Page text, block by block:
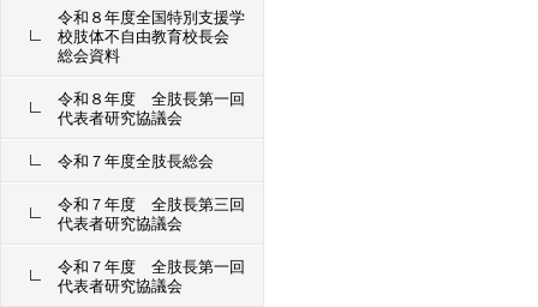
令和８年度全国特別支援学
校肢体不自由教育校長会
総会資料
令和８年度 全肢長第一回
代表者研究協議会
令和７年度全肢長総会
令和７年度 全肢長第三回
代表者研究協議会
令和７年度 全肢長第一回
代表者研究協議会